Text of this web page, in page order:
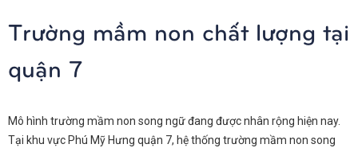
Trường mầm non chất lượng tại
quận 7
Mô hình trường mầm non song ngữ đang được nhân rộng hiện nay.
Tại khu vực Phú Mỹ Hưng quận 7, hệ thống trường mầm non song